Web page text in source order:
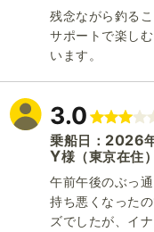
残念ながら釣る
サポートで楽し
います。
3.0
乗船日： 2026
Y様 （東京在住）
午前午後のぶっ
持ち悪くなった
ズでしたが、イ